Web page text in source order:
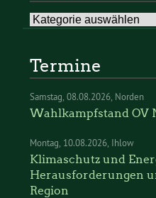
Themen
Termine
Samstag 08.08.2026 Norden
Wahlkampfstand OV
Montag 10.08.2026 Ihlow
Klimaschutz und
Herausforderungen
Region